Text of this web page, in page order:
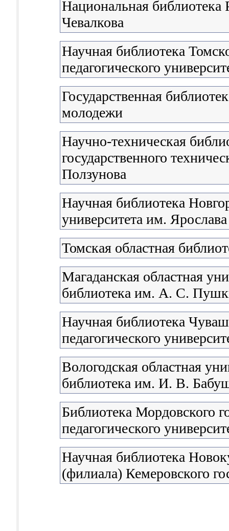
Национальная
Чевалкова
Научная библиотека
педагогического
Государственная
молодежи
Научно-техническая
государственного
Ползунова
Научная библиотека
университета им.
Томская областная
Магаданская областная
библиотека им. А. С.
Научная библиотека
педагогического
Вологодская областная
библиотека им. И. В.
Библиотека Мордовского
педагогического
Научная библиотека
(филиала) Кемеровского